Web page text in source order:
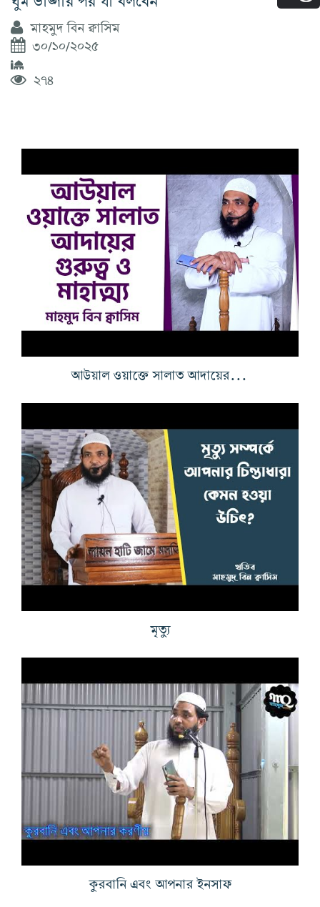
মাহমুদ বিন ক্বাসিম
৩০/১০/২০২৫
২৭৪
আউয়াল ওয়াক্তে সালাত আদায়ের গুরুত্ব ও মাহাত্ম্য
মৃত্যু
কুরবানি এবং আপনার ইনসাফ